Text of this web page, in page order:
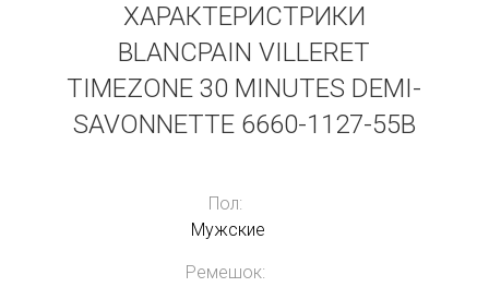
ХАРАКТЕРИСТРИКИ
BLANCPAIN VILLERET
TIMEZONE 30 MINUTES DEMI-
SAVONNETTE 6660-1127-55B
Пол:
Мужские
Ремешок: